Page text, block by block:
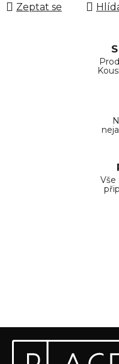
Zeptat se
Vše
Odebírat